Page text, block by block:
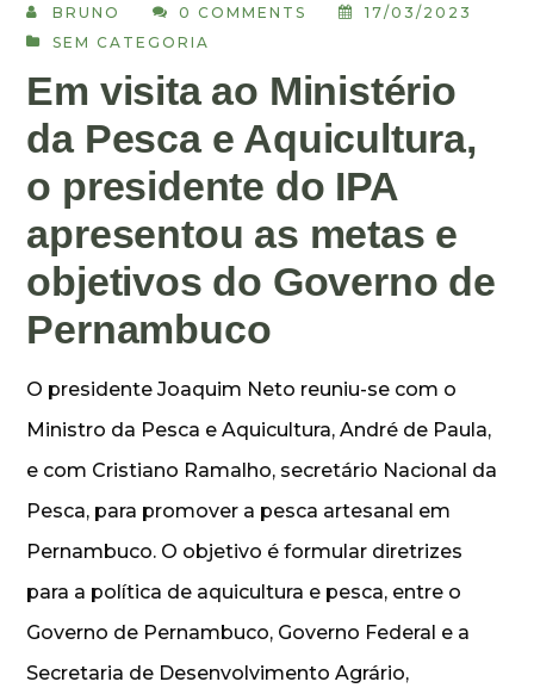
BRUNO 0 COMMENTS
17/03/2023
SEM CATEGORIA
Em visita ao Ministério
da Pesca e Aquicultura,
o presidente do IPA
apresentou as metas e
objetivos do Governo de
Pernambuco
O presidente Joaquim Neto reuniu-se com o
Ministro da Pesca e Aquicultura, André de Paula,
e com Cristiano Ramalho, secretário Nacional da
Pesca, para promover a pesca artesanal em
Pernambuco. O objetivo é formular diretrizes
para a política de aquicultura e pesca, entre o
Governo de Pernambuco, Governo Federal e a
Secretaria de Desenvolvimento Agrário,